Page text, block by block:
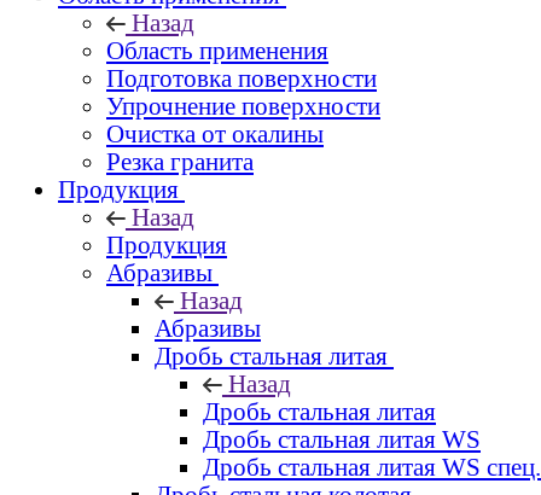
Назад
Область применения
Подготовка поверхности
Упрочнение поверхности
Очистка от окалины
Резка гранита
Продукция
Назад
Продукция
Абразивы
Назад
Абразивы
Дробь стальная литая
Назад
Дробь стальная литая
Дробь стальная литая WS
Дробь стальная литая WS